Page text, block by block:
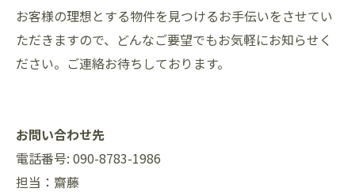
お客様の理想とする物件を見つけるお手伝いをさせてい
ただきますので、どんなご要望でもお気軽にお知らせく
ださい。ご連絡お待ちしております。
お問い合わせ先
電話番号: 090-8783-1986
担当：齋藤